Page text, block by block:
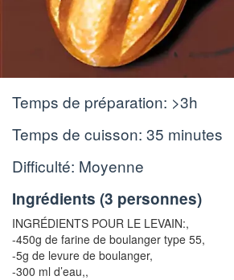
Temps de préparation: >3h
Temps de cuisson: 35 minutes
Difficulté: Moyenne
Ingrédients (3 personnes)
INGRÉDIENTS POUR LE LEVAIN:,
-450g de farine de boulanger type 55,
-5g de levure de boulanger,
-300 ml d’eau,,